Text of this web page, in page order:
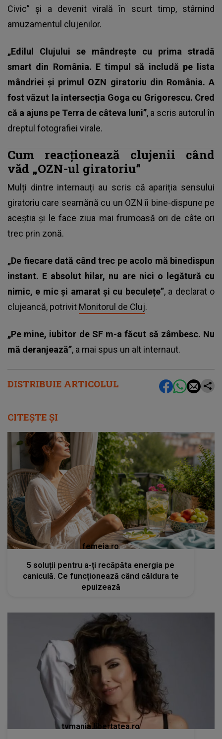
DISTRIBUIE ARTICOLUL
Civic” și a devenit virală în scurt timp, stârnind
amuzamentul clujenilor.
„Edilul Clujului se mândrește cu prima stradă
smart din România. E timpul să includă pe lista
mândriei și primul OZN giratoriu din România. A
fost văzut la intersecția Goga cu Grigorescu. Cred
că a ajuns pe Terra de câteva luni”, a scris autorul în
dreptul fotografiei virale.
Cum reacționează clujenii când
văd „OZN-ul giratoriu”
Mulți dintre internauți au scris că apariția sensului
giratoriu care seamănă cu un OZN îi bine-dispune pe
aceștia și le face ziua mai frumoasă ori de câte ori
trec prin zonă.
„De fiecare dată când trec pe acolo mă binedispun
instant. E absolut hilar, nu are nici o legătură cu
nimic, e mic și amarat și cu beculețe”, a declarat o
clujeancă, potrivit Monitorul de Cluj.
„Pe mine, iubitor de SF m-a făcut să zâmbesc. Nu
mă deranjează”, a mai spus un alt internaut.
CITEȘTE ȘI
femeia.ro
5 soluții pentru a-ți recăpăta energia pe
caniculă. Ce funcționează când căldura te
epuizează
tvmania.libertatea.ro